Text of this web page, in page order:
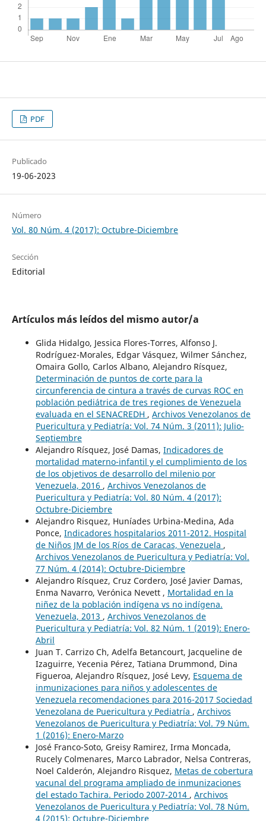
PDF
Publicado
19-06-2023
Número
Vol. 80 Núm. 4 (2017): Octubre-Diciembre
Sección
Editorial
Artículos más leídos del mismo autor/a
Glida Hidalgo, Jessica Flores-Torres, Alfonso J.
Rodríguez-Morales, Edgar Vásquez, Wilmer Sánchez,
Omaira Gollo, Carlos Albano, Alejandro Rísquez,
Determinación de puntos de corte para la
circunferencia de cintura a través de curvas ROC en
población pediátrica de tres regiones de Venezuela
evaluada en el SENACREDH , Archivos Venezolanos de
Puericultura y Pediatría: Vol. 74 Núm. 3 (2011): Julio-
Septiembre
Alejandro Rísquez, José Damas, Indicadores de
mortalidad materno-infantil y el cumplimiento de los
de los objetivos de desarrollo del milenio por
Venezuela, 2016 , Archivos Venezolanos de
Puericultura y Pediatría: Vol. 80 Núm. 4 (2017):
Octubre-Diciembre
Alejandro Risquez, Huníades Urbina-Medina, Ada
Ponce, Indicadores hospitalarios 2011-2012. Hospital
de Niños JM de los Ríos de Caracas, Venezuela ,
Archivos Venezolanos de Puericultura y Pediatría: Vol.
77 Núm. 4 (2014): Octubre-Diciembre
Alejandro Rísquez, Cruz Cordero, José Javier Damas,
Enma Navarro, Verónica Nevett , Mortalidad en la
niñez de la población indígena vs no indígena.
Venezuela, 2013 , Archivos Venezolanos de
Puericultura y Pediatría: Vol. 82 Núm. 1 (2019): Enero-
Abril
Juan T. Carrizo Ch, Adelfa Betancourt, Jacqueline de
Izaguirre, Yecenia Pérez, Tatiana Drummond, Dina
Figueroa, Alejandro Rísquez, José Levy, Esquema de
inmunizaciones para niños y adolescentes de
Venezuela recomendaciones para 2016-2017 Sociedad
Venezolana de Puericultura y Pediatría , Archivos
Venezolanos de Puericultura y Pediatría: Vol. 79 Núm.
1 (2016): Enero-Marzo
José Franco-Soto, Greisy Ramirez, Irma Moncada,
Rucely Colmenares, Marco Labrador, Nelsa Contreras,
Noel Calderón, Alejandro Risquez, Metas de cobertura
vacunal del programa ampliado de inmunizaciones
del estado Tachira. Periodo 2007-2014 , Archivos
Venezolanos de Puericultura y Pediatría: Vol. 78 Núm.
4 (2015): Octubre-Diciembre